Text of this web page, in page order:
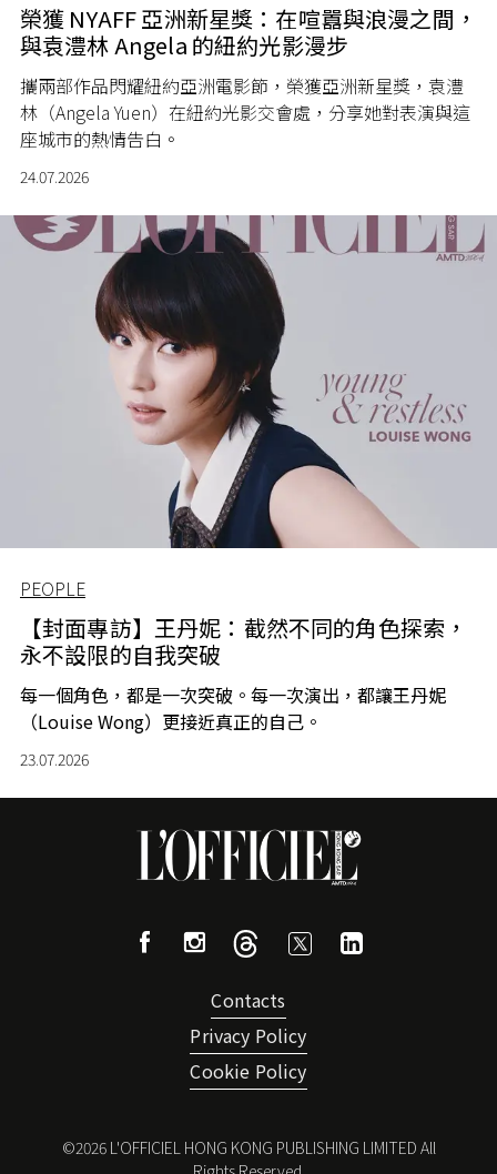
榮獲 NYAFF 亞洲新星獎：在喧囂與浪漫之間，
與袁澧林 Angela 的紐約光影漫步
攜兩部作品閃耀紐約亞洲電影節，榮獲亞洲新星獎，袁澧
林（Angela Yuen）在紐約光影交會處，分享她對表演與這
座城市的熱情告白。
24.07.2026
PEOPLE
【封面專訪】王丹妮：截然不同的角色探索，
永不設限的自我突破
每一個角色，都是一次突破。每一次演出，都讓王丹妮
（Louise Wong）更接近真正的自己。
23.07.2026
Contacts
Privacy Policy
Cookie Policy
©2026L'OFFICIEL HONG KONG PUBLISHING LIMITED All